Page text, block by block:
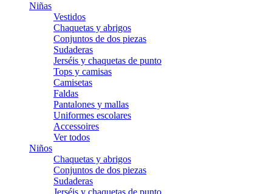
Niñas
Vestidos
Chaquetas y abrigos
Conjuntos de dos piezas
Sudaderas
Jerséis y chaquetas de punto
Tops y camisas
Camisetas
Faldas
Pantalones y mallas
Uniformes escolares
Accessoires
Ver todos
Niños
Chaquetas y abrigos
Conjuntos de dos piezas
Sudaderas
Jerséis y chaquetas de punto